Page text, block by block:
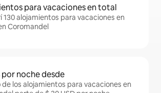
para vacaciones en total
130 alojamientos para vacaciones en
Coromandel
por noche desde
de los alojamientos para vacaciones en